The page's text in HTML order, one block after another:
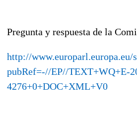
Pregunta y respuesta de la
http://www.europarl.europa.eu/
pubRef=-//EP//TEXT+WQ+E-
4276+0+DOC+XML+V0